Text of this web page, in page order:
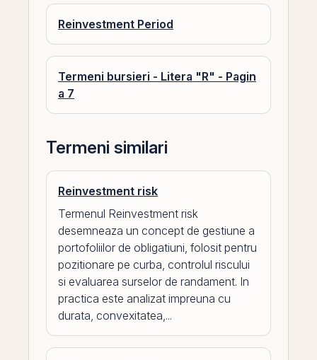
Reinvestment Period
Termeni bursieri - Litera "R" - Pagin
a 7
Termeni similari
Reinvestment risk
Termenul Reinvestment risk
desemneaza un concept de gestiune a
portofoliilor de obligatiuni, folosit pentru
pozitionare pe curba, controlul riscului
si evaluarea surselor de randament. In
practica este analizat impreuna cu
durata, convexitatea,...